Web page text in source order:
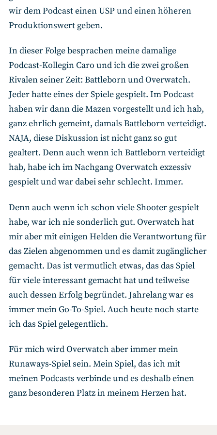
wir dem Podcast einen USP und einen höheren
Produktionswert geben.
In dieser Folge besprachen meine damalige
Podcast-Kollegin Caro und ich die zwei großen
Rivalen seiner Zeit: Battleborn und Overwatch.
Jeder hatte eines der Spiele gespielt. Im Podcast
haben wir dann die Mazen vorgestellt und ich hab,
ganz ehrlich gemeint, damals Battleborn verteidigt.
NAJA, diese Diskussion ist nicht ganz so gut
gealtert. Denn auch wenn ich Battleborn verteidigt
hab, habe ich im Nachgang Overwatch exzessiv
gespielt und war dabei sehr schlecht. Immer.
Denn auch wenn ich schon viele Shooter gespielt
habe, war ich nie sonderlich gut. Overwatch hat
mir aber mit einigen Helden die Verantwortung für
das Zielen abgenommen und es damit zugänglicher
gemacht. Das ist vermutlich etwas, das das Spiel
für viele interessant gemacht hat und teilweise
auch dessen Erfolg begründet. Jahrelang war es
immer mein Go-To-Spiel. Auch heute noch starte
ich das Spiel gelegentlich.
Für mich wird Overwatch aber immer mein
Runaways-Spiel sein. Mein Spiel, das ich mit
meinen Podcasts verbinde und es deshalb einen
ganz besonderen Platz in meinem Herzen hat.